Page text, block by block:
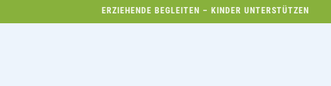
ERZIEHENDE BEGLEITEN – KINDER UNTERSTÜTZEN